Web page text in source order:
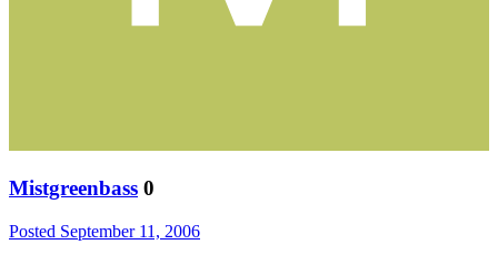
Mistgreenbass 0
Posted September 11, 2006